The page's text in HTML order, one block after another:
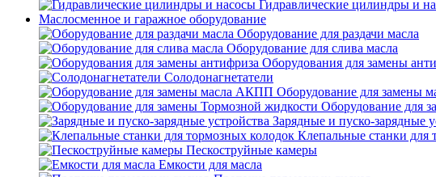
Гидравлические цилиндры и
Маслосменное и гаражное оборудование
Оборудование для раздачи масла
Оборудование для слива масла
Оборудования для замены
Солодонагнетатели
Оборудование для замены
Оборудование для
Зарядные и пуско-зарядные
Клепальные станки для
Пескоструйные камеры
Емкости для масла